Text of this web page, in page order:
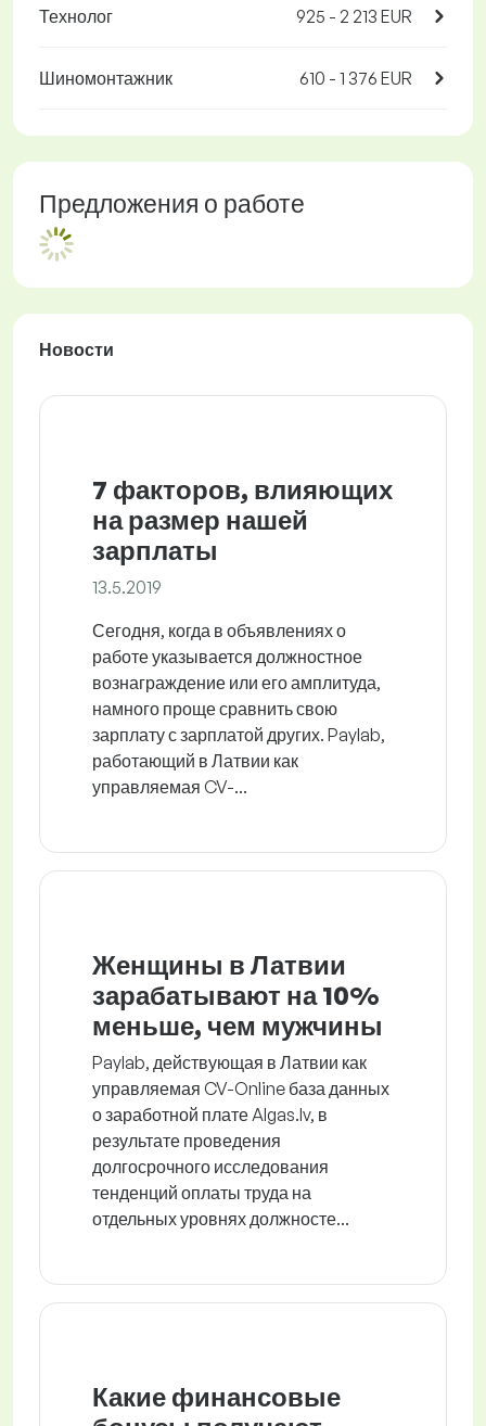
Технолог 925 - 2 213 EUR
Шиномонтажник 610 - 1 376 EUR
Предложения о работе
Новости
7 факторов, влияющих
на размер нашей
зарплаты
13.5.2019
Сегодня, когда в объявлениях о
работе указывается должностное
вознаграждение или его амплитуда,
намного проще сравнить свою
зарплату с зарплатой других. Paylab,
работающий в Латвии как
управляемая CV-...
Женщины в Латвии
зарабатывают на 10%
меньше, чем мужчины
Paylab, действующая в Латвии как
управляемая CV-Online база данных
о заработной плате Algas.lv, в
результате проведения
долгосрочного исследования
тенденций оплаты труда на
отдельных уровнях должносте...
Какие финансовые